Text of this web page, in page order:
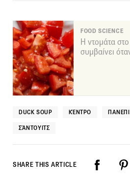
FOOD SCIENCE
Η ντομάτα στο
συμβαίνει
DUCK SOUP ΚΈΝΤΡΟ
ΣΆΝΤΟΥΙΤΣ
SHARE THIS ARTICLE